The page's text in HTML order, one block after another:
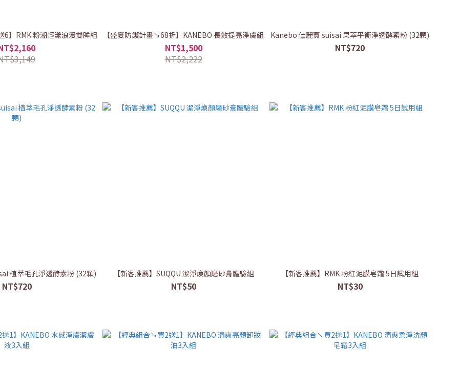
6】RMK 粉潮輕漾浪漫雙眸組 【盛夏防護計畫↘68折】KANEBO 長效提亮淨膚組
NT$1,500
NT$2,222
Kanebo 佳麗寶 suisai 果萃平衡淨透酵素粉 (32顆)
NT$720
植萃毛孔淨透酵素粉 (32顆)
NT$720
【新客推薦】SUQQU 潔淨煥顏磨砂膏體驗組
NT$50
【新客推薦】RMK 粉紅泥膜皂霜 5日試用組
NT$30